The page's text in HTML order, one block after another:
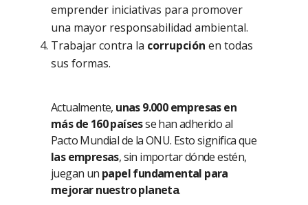
emprender iniciativas para promover
una mayor responsabilidad ambiental.
Trabajar contra la corrupción en todas
sus formas.
Actualmente, unas 9.000 empresas en
más de 160 paísesse han adherido al
Pacto Mundial de la ONU. Esto significa que
las empresas, sin importar dónde estén,
juegan un papel fundamental para
mejorar nuestro planeta.